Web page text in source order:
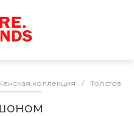
коллекция / Толстовки